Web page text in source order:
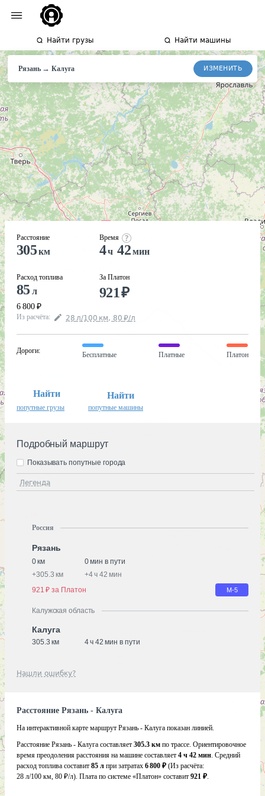
Найти грузы Найти машины
Рязань→Калуга ИЗМЕНИТЬ
Расстояние
305км
Расход топлива
85 л
6 800 ₽
Время
4ч 42мин
За Платон
921₽
Из расчёта: 28 л/100 км, 80 ₽/л
Дороги:
Бесплатные Платные Платон
Найти
попутные грузы
Найти
попутные машины
Подробный маршрут
Легенда
Показывать попутные города
Россия
Рязань
0 км
0 мин в пути
+305.3 км +4 ч 42 мин
921 ₽ за Платон
М-5
Калужская область
Калуга
305.3 км 4 ч 42 мин в пути
Нашли ошибку?
Расстояние Рязань - Калуга
На интерактивной карте маршрут Рязань - Калуга показан линией.
Расстояние Рязань - Калуга составляет 305.3 км по трассе. Ориентировочное
время преодоления расстояния на машине составляет 4 ч 42 мин. Средний
расход топлива составит 85 л при затратах 6 800 ₽ (Из расчёта:
28 л/100 км, 80 ₽/л). Плата по системе «Платон» составит 921 ₽.